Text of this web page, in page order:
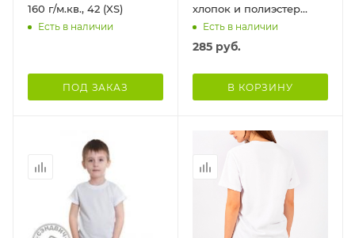
160 г/м.кв., 42 (XS)
Есть в наличии
ПОД ЗАКАЗ
хлопок и полиэстер
имитация хлопка, 58
Есть в наличии
285 руб.
В КОРЗИНУ